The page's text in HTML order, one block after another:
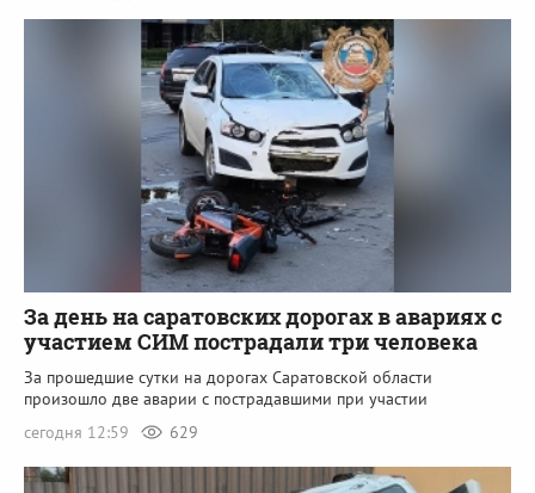
За день на саратовских дорогах в авариях с
участием СИМ пострадали три человека
За прошедшие сутки на дорогах Саратовской области
произошло две аварии с пострадавшими при участии
сегодня 12:59
629